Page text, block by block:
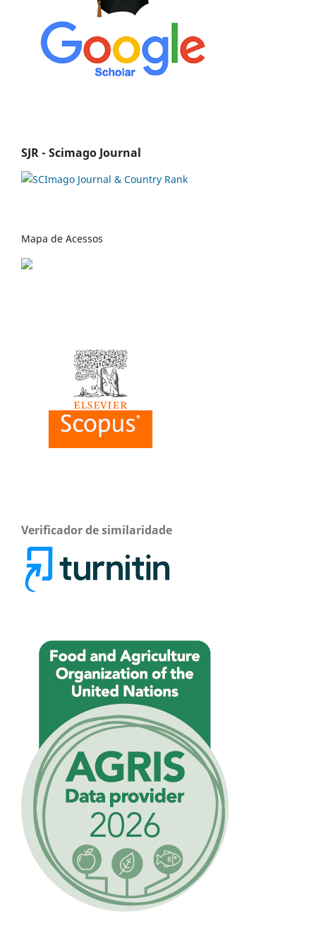
SJR - Scimago Journal
Mapa de Acessos
Verificador de similaridade